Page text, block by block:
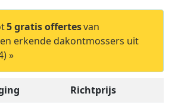
5 gratis offertesvan
erkende dakontmossers uit
»
Richtprijs